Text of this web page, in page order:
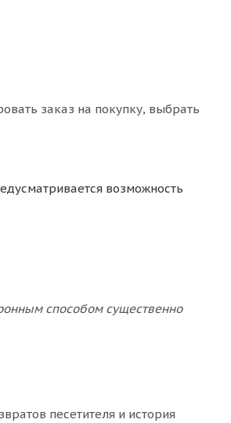
заказ на покупку, выбрать
возможность
способом существенно
песетителя и история